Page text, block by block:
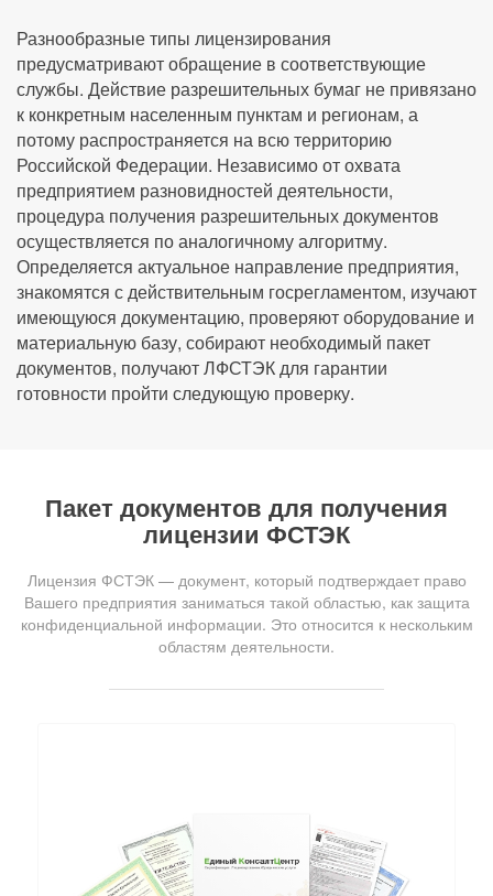
Разнообразные типы лицензирования
предусматривают обращение в соответствующие
службы. Действие разрешительных бумаг не привязано
к конкретным населенным пунктам и регионам, а
потому распространяется на всю территорию
Российской Федерации. Независимо от охвата
предприятием разновидностей деятельности,
процедура получения разрешительных документов
осуществляется по аналогичному алгоритму.
Определяется актуальное направление предприятия,
знакомятся с действительным госрегламентом, изучают
имеющуюся документацию, проверяют оборудование и
материальную базу, собирают необходимый пакет
документов, получают ЛФСТЭК для гарантии
готовности пройти следующую проверку.
Пакет документов для получения
лицензии ФСТЭК
Лицензия ФСТЭК — документ, который подтверждает право
Вашего предприятия заниматься такой областью, как защита
конфиденциальной информации. Это относится к нескольким
областям деятельности.